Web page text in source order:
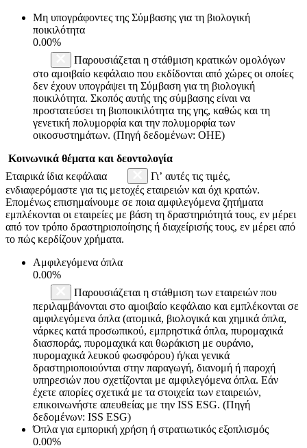
Μη υπογράφοντες της Σύμβασης για τη βιολογική
ποικιλότητα
0.00%
Παρουσιάζεται η στάθμιση κρατικών ομολόγων
στο αμοιβαίο κεφάλαιο που εκδίδονται από χώρες οι οποίες
δεν έχουν υπογράψει τη Σύμβαση για τη βιολογική
ποικιλότητα. Σκοπός αυτής της σύμβασης είναι να
προστατεύσει τη βιοποικιλότητα της γης, καθώς και τη
γενετική πολυμορφία και την πολυμορφία των
οικοσυστημάτων. (Πηγή δεδομένων: ΟΗΕ)
Κοινωνικά θέματα και δεοντολογία
Εταιρικά ίδια κεφάλαια
Γι’ αυτές τις τιμές,
ενδιαφερόμαστε για τις μετοχές εταιρειών και όχι κρατών.
Επομένως επισημαίνουμε σε ποια αμφιλεγόμενα ζητήματα
εμπλέκονται οι εταιρείες με βάση τη δραστηριότητά τους, εν μέρει
από τον τρόπο δραστηριοποίησης ή διαχείρισής τους, εν μέρει από
το πώς κερδίζουν χρήματα.
Αμφιλεγόμενα όπλα
0.00%
Παρουσιάζεται η στάθμιση των εταιρειών που
περιλαμβάνονται στο αμοιβαίο κεφάλαιο και εμπλέκονται σε
αμφιλεγόμενα όπλα (ατομικά, βιολογικά και χημικά όπλα,
νάρκες κατά προσωπικού, εμπρηστικά όπλα, πυρομαχικά
διασποράς, πυρομαχικά και θωράκιση με ουράνιο,
πυρομαχικά λευκού φωσφόρου) ή/και γενικά
δραστηριοποιούνται στην παραγωγή, διανομή ή παροχή
υπηρεσιών που σχετίζονται με αμφιλεγόμενα όπλα. Εάν
έχετε απορίες σχετικά με τα στοιχεία των εταιρειών,
επικοινωνήστε απευθείας με την ISS ESG. (Πηγή
δεδομένων: ISS ESG)
Όπλα για εμπορική χρήση ή στρατιωτικός εξοπλισμός
0.00%